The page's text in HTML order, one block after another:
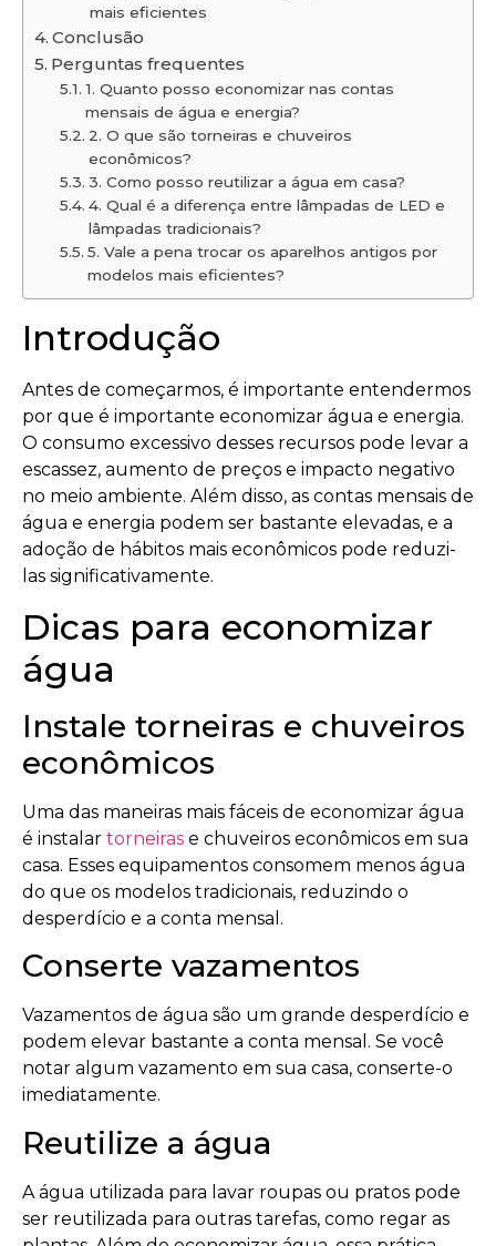
mais eficientes
Conclusão
Perguntas frequentes
1. Quanto posso economizar nas contas
mensais de água e energia?
2. O que são torneiras e chuveiros
econômicos?
3. Como posso reutilizar a água em casa?
4. Qual é a diferença entre lâmpadas de LED e
lâmpadas tradicionais?
5. Vale a pena trocar os aparelhos antigos por
modelos mais eficientes?
Introdução
Antes de começarmos, é importante entendermos
por que é importante economizar água e energia.
O consumo excessivo desses recursos pode levar a
escassez, aumento de preços e impacto negativo
no meio ambiente. Além disso, as contas mensais de
água e energia podem ser bastante elevadas, e a
adoção de hábitos mais econômicos pode reduzi-
las significativamente.
Dicas para economizar
água
Instale torneiras e chuveiros
econômicos
Uma das maneiras mais fáceis de economizar água
é instalar torneiras e chuveiros econômicos em sua
casa. Esses equipamentos consomem menos água
do que os modelos tradicionais, reduzindo o
desperdício e a conta mensal.
Conserte vazamentos
Vazamentos de água são um grande desperdício e
podem elevar bastante a conta mensal. Se você
notar algum vazamento em sua casa, conserte-o
imediatamente.
Reutilize a água
A água utilizada para lavar roupas ou pratos pode
ser reutilizada para outras tarefas, como regar as